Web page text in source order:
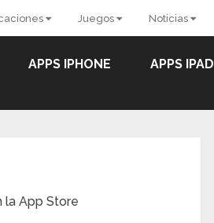
Juegos Noticias
APPS IPHONE APPS IPAD
la App Store